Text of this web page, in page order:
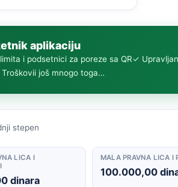
aplikaciju
i podsetnici za poreze sa QR✓
i još mnogo toga…
stepen
LICA I
dinara
MALA PRAVNA LICA I
100.000,00